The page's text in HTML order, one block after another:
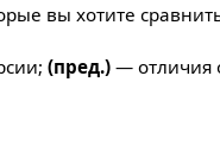
вы хотите
(пред.) — отличия